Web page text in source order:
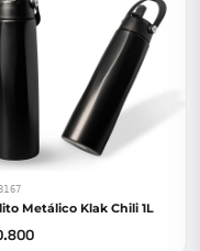
Metálico Klak Chili 1L